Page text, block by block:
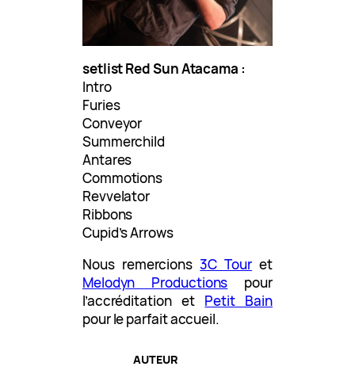
setlist Red Sun Atacama :
Intro
Furies
Conveyor
Summerchild
Antares
Commotions
Revvelator
Ribbons
Cupid’s Arrows
Nous remercions3C Touret
Melodyn Productions pour
l’accréditation et Petit Bain
pour le parfait accueil.
AUTEUR